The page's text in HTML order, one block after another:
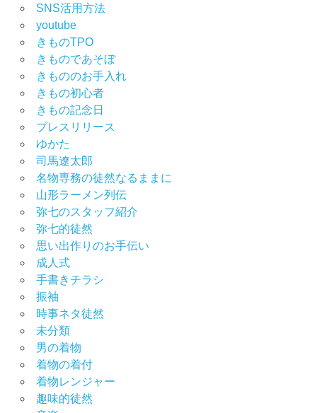
撮
影
振
袖
レ
影
会
袖
選
び
男
の
着
物
着
SNS活用方法
youtube
きものTPO
きものであそぼ
きもののお手入れ
きもの初心者
きもの記念日
プレスリリース
ゆかた
司馬遼太郎
名物専務の徒然なるままに
山形ラーメン列伝
弥七のスタッフ紹介
弥七的徒然
思い出作りのお手伝い
成人式
手書きチラシ
振袖
時事ネタ徒然
未分類
男の着物
着物の着付
着物レンジャー
趣味的徒然